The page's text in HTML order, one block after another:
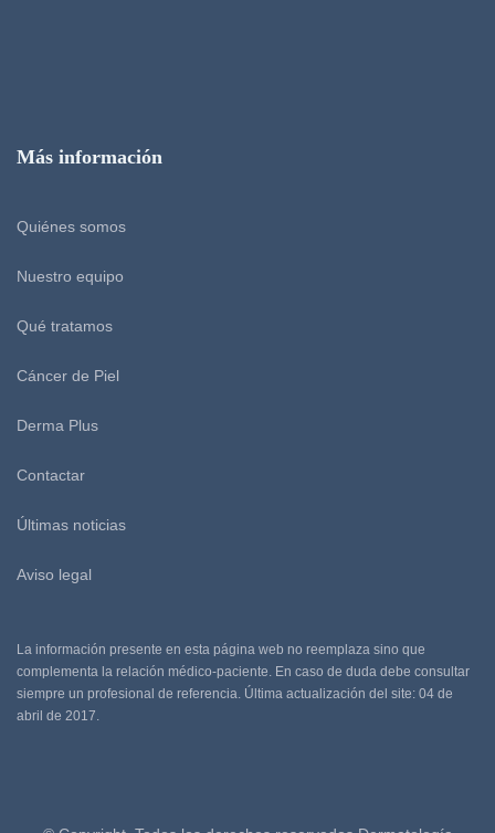
Más información
Quiénes somos
Nuestro equipo
Qué tratamos
Cáncer de Piel
Derma Plus
Contactar
Últimas noticias
Aviso legal
La información presente en esta página web no reemplaza sino que
complementa la relación médico-paciente. En caso de duda debe consultar
siempre un profesional de referencia. Última actualización del site: 04 de
abril de 2017.